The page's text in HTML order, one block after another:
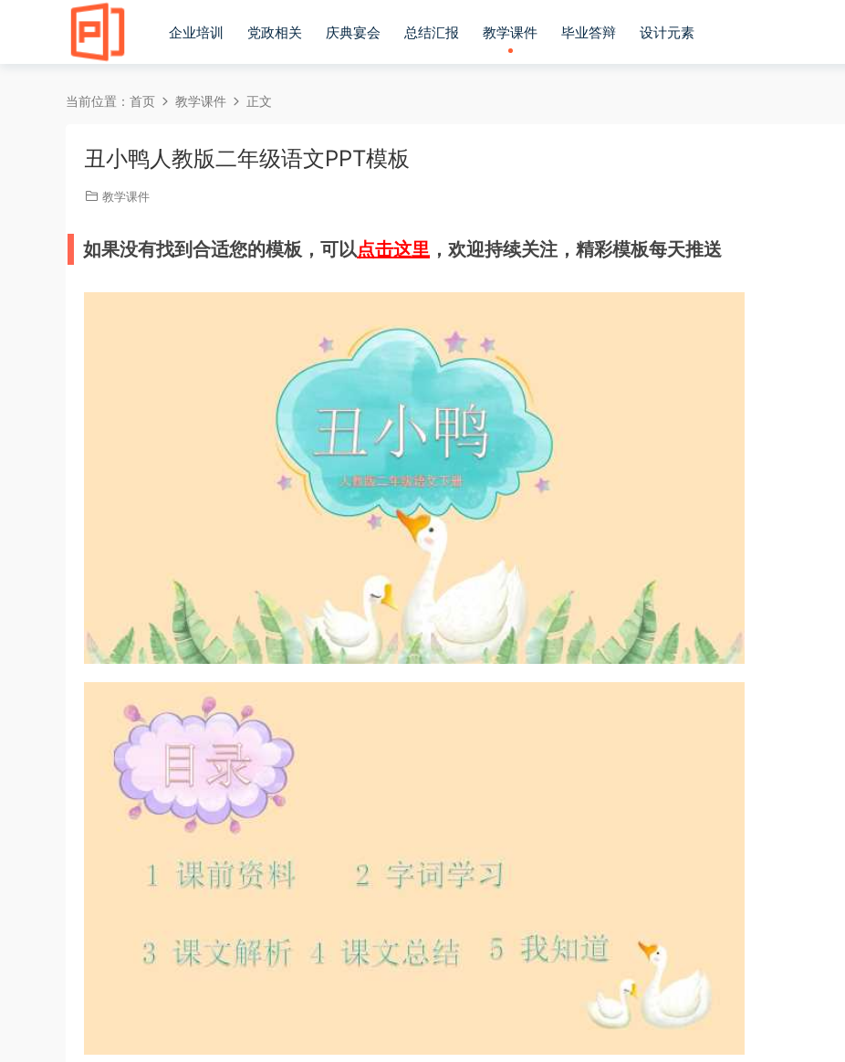
企业培训 党政相关 庆典宴会 总结汇报 教学课件 毕业答辩 设计元素
当前位置： 首页 教学课件 正文
丑小鸭人教版二年级语文PPT模板
教学课件
如果没有找到合适您的模板，可以点击这里 ，欢迎持续关注，精彩模板每天推送